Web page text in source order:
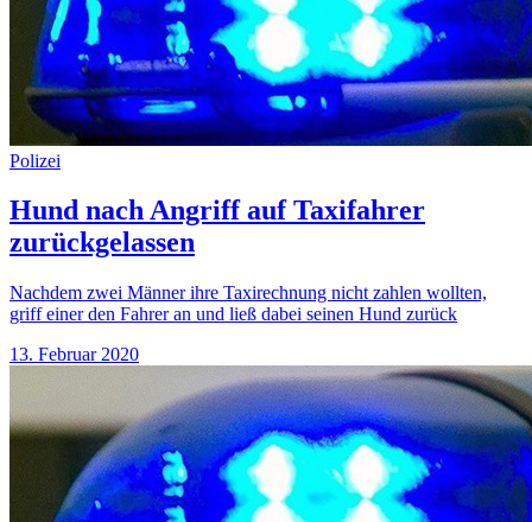
Polizei
Hund nach Angriff auf Taxifahrer
zurückgelassen
Nachdem zwei Männer ihre Taxirechnung nicht zahlen wollten,
griff einer den Fahrer an und ließ dabei seinen Hund zurück
13. Februar 2020